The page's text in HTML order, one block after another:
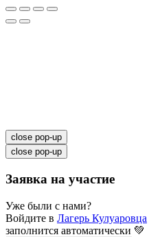
close pop-up
close pop-up
Заявка на участие
Уже были с нами?
Войдите в Лагерь Кулуаровца
заполнится автоматически 💚